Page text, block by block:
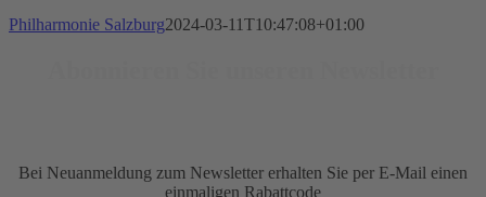
Philharmonie Salzburg2024-03-11T10:47:08+01:00
Bei Neuanmeldung zum Newsletter erhalten Sie per E-Mail einen
einmaligen Rabattcode